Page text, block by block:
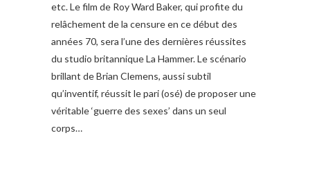
etc. Le film de Roy Ward Baker, qui profite du
relâchement de la censure en ce début des
années 70, sera l’une des dernières réussites
du studio britannique La Hammer. Le scénario
brillant de Brian Clemens, aussi subtil
qu’inventif, réussit le pari (osé) de proposer une
véritable ‘guerre des sexes’ dans un seul
corps…